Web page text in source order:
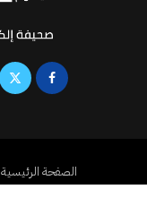
الصفحة الرئيسية